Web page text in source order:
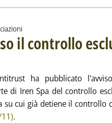
il controllo
2024 alle 13.59.
ha pubblicato
di Iren Spa del controllo
su cui già detiene il controllo
.